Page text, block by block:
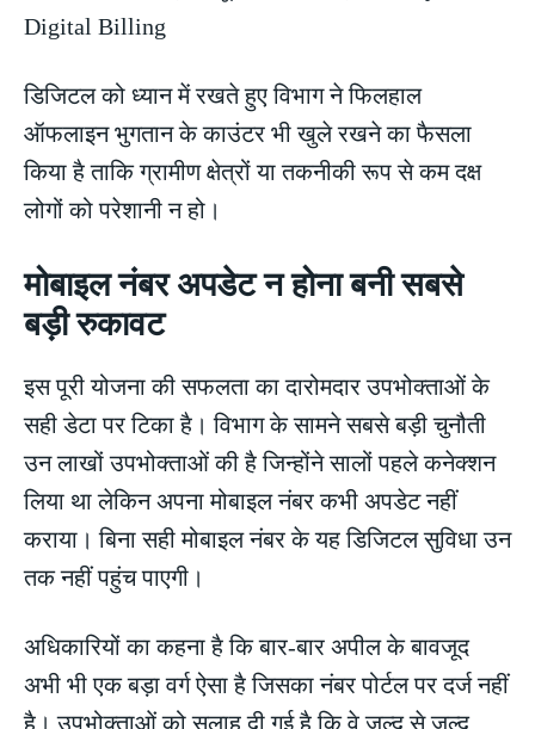
Digital Billing
डिजिटल को ध्यान में रखते हुए विभाग ने फिलहाल
ऑफलाइन भुगतान के काउंटर भी खुले रखने का फैसला
किया है ताकि ग्रामीण क्षेत्रों या तकनीकी रूप से कम दक्ष
लोगों को परेशानी न हो।
मोबाइल नंबर अपडेट न होना बनी सबसे
बड़ी रुकावट
इस पूरी योजना की सफलता का दारोमदार उपभोक्ताओं के
सही डेटा पर टिका है। विभाग के सामने सबसे बड़ी चुनौती
उन लाखों उपभोक्ताओं की है जिन्होंने सालों पहले कनेक्शन
लिया था लेकिन अपना मोबाइल नंबर कभी अपडेट नहीं
कराया। बिना सही मोबाइल नंबर के यह डिजिटल सुविधा उन
तक नहीं पहुंच पाएगी।
अधिकारियों का कहना है कि बार-बार अपील के बावजूद
अभी भी एक बड़ा वर्ग ऐसा है जिसका नंबर पोर्टल पर दर्ज नहीं
है। उपभोक्ताओं को सलाह दी गई है कि वे जल्द से जल्द